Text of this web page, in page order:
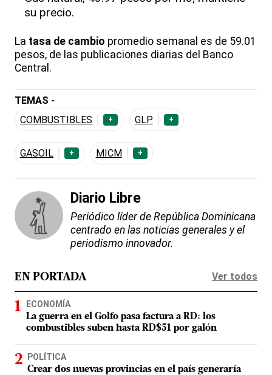
su precio.
La tasa de cambio promedio semanal es de 59.01
pesos, de las publicaciones diarias del Banco
Central.
TEMAS -
COMBUSTIBLES
+ GLP +
GASOIL + MICM +
Diario Libre
Periódico líder de República Dominicana
centrado en las noticias generales y el
periodismo innovador.
EN PORTADA Ver todos
ECONOMÍA
La guerra en el Golfo pasa factura a RD: los
combustibles suben hasta RD$51 por galón
POLÍTICA
Crear dos nuevas provincias en el país generaría